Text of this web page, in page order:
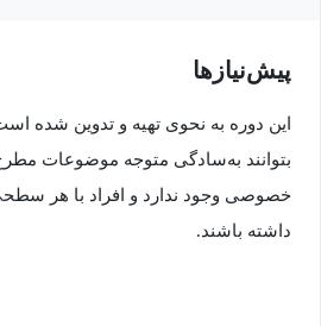
پیش‌نیاز‌ها
این دوره به نحوی تهیه و تدوین شده
بتوانند به‌سادگی متوجه موضوعات
خصوصی وجود ندارد و افراد با هر سطحی
داشته باشند.